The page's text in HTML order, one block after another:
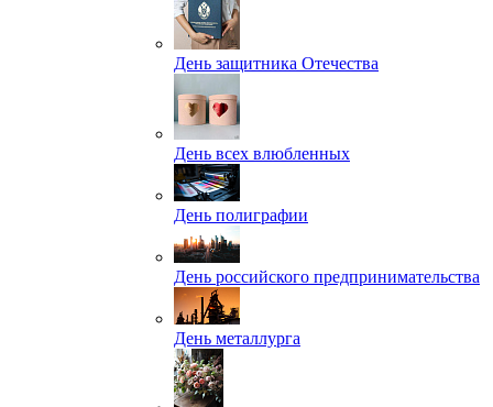
День защитника Отечества
День всех влюбленных
День полиграфии
День российского предпринимательства
День металлурга